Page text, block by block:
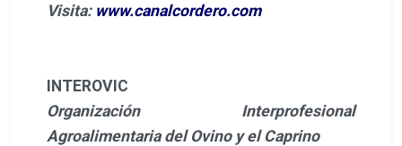
Visita: www.canalcordero.com
INTEROVIC
Organización Interprofesional
Agroalimentaria del Ovino y el Caprino